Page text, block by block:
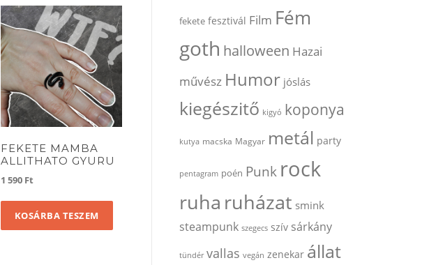
FEKETE MAMBA
ALLITHATO GYURU
1 590 Ft
KOSÁRBA TESZEM
fekete fesztivál Film Fém
goth halloween Hazai
művész Humor jóslás
kiegészitő kigyó koponya
kutya macska Magyar metál party
pentagram poén Punk rock
ruha ruházat smink
steampunk szegecs szív sárkány
tündér vallas vegán zenekar állat